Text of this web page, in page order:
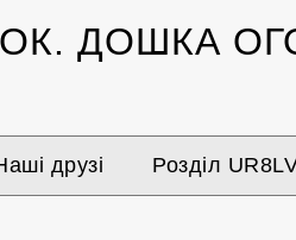
ДОШКА
друзі Розділ